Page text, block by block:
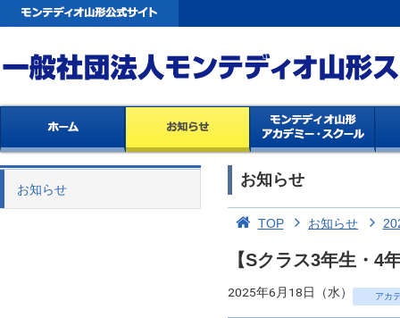
お知らせ
お知らせ
TOP お知らせ
【Sクラス3年生・4
2025年6月18日（水） アカ